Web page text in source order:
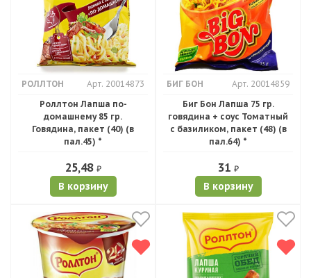
РОЛЛТОН
Арт. 20014873
Роллтон Лапша по-
домашнему 85 гр.
Говядина, пакет (40) (в
пал.45) *
25,48 ₽
В корзину
БИГ БОН
Арт. 20014859
Биг Бон Лапша 75 гр.
говядина + соус Томатный
с базиликом, пакет (48) (в
пал.64) *
31 ₽
В корзину